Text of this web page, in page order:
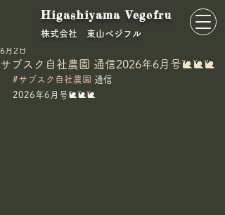
Higashiyama Vegefru
​株式会社 東山ベジフル
サブスク自社農園 通信2026年6月号🐌🐌🐌
東山ベジフル
6月2日
#サブスク自社農園 通信
2026年6月号🐌🐌🐌